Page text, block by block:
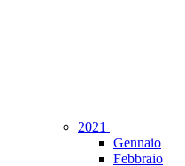
2021
Gennaio
Febbraio